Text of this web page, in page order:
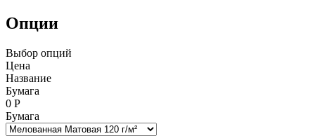
Опции
Выбор опций
Цена
Название
Бумага
0 Р
Бумага